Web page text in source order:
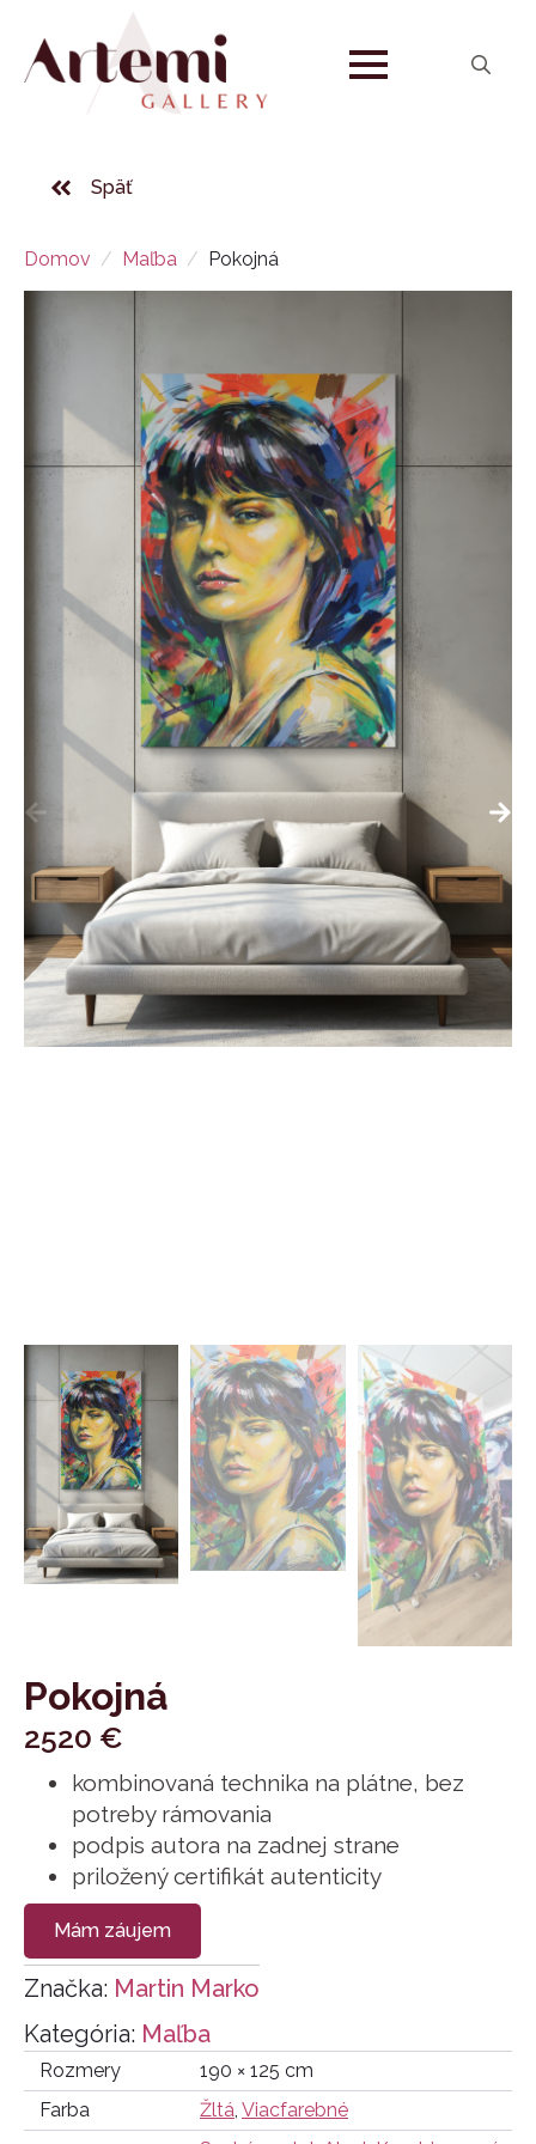
Späť
Domov Maľba Pokojná
Pokojná
2520 €
kombinovaná technika na plátne, bez
potreby rámovania
podpis autora na zadnej strane
priložený certifikát autenticity
Mám záujem
Kategória: Maľba
Značka: Martin Marko
Rozmery
190 × 125 cm
Farba
Žltá, Viacfarebné